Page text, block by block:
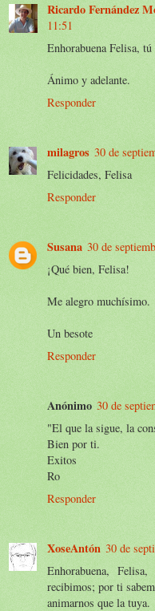
Ricardo Fernández
11:51
Enhorabuena Felisa,
Ánimo y adelante.
Responder
milagros 30 de
Felicidades, Felisa
Responder
Susana 30 de
¡Qué bien, Felisa!
Me alegro muchísimo.
Un besote
Responder
Anónimo 30 de
"El que la sigue, la
Bien por ti.
Exitos
Ro
Responder
XoseAntón 30 de
Enhorabuena,
recibimos; por ti
animarnos que la tuya.